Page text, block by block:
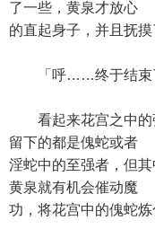
了一些，黄泉才放心
的直起身子，并且抚摸
「呼……终于结束
看起来花宫之中的
留下的都是傀蛇或者
淫蛇中的至强者，但
黄泉就有机会催动魔
功，将花宫中的傀蛇炼